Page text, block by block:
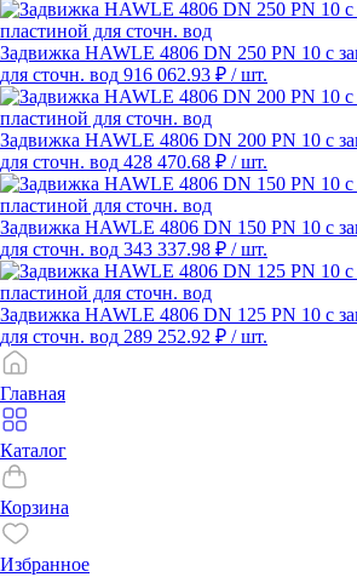
Задвижка HAWLE 4806 DN 250 PN 10 с
для сточн. вод 916 062.93 ₽ / шт.
Задвижка HAWLE 4806 DN 200 PN 10 с
для сточн. вод 428 470.68 ₽ / шт.
Задвижка HAWLE 4806 DN 150 PN 10 с
для сточн. вод 343 337.98 ₽ / шт.
Задвижка HAWLE 4806 DN 125 PN 10 с
для сточн. вод 289 252.92 ₽ / шт.
Главная
Каталог
Корзина
Избранное